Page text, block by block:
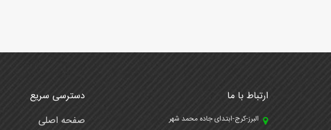
ارتباط با ما
البرز-کرج-ابتدای جاده محمد شهر
دسترسی سریع
صفحه اصلی